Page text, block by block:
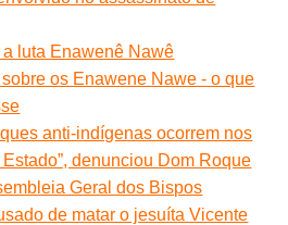
luta Enawenê Nawê
os Enawene Nawe - o que
anti-indígenas ocorrem nos
denunciou Dom Roque
Geral dos Bispos
de matar o jesuíta Vicente